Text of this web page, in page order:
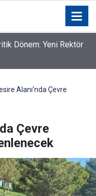
Dönem: Yeni Rektör
Alanı’nda Çevre
Çevre